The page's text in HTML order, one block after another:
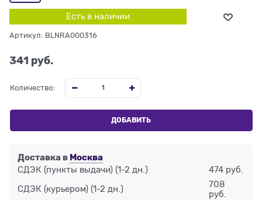
Есть в наличии
Артикул: BLNRA000316
341 руб.
Количество:
ДОБАВИТЬ
Доставка в Москва
СДЭК (пункты выдачи) (1-2 дн.) 474 руб.
СДЭК (курьером) (1-2 дн.)
708
руб.